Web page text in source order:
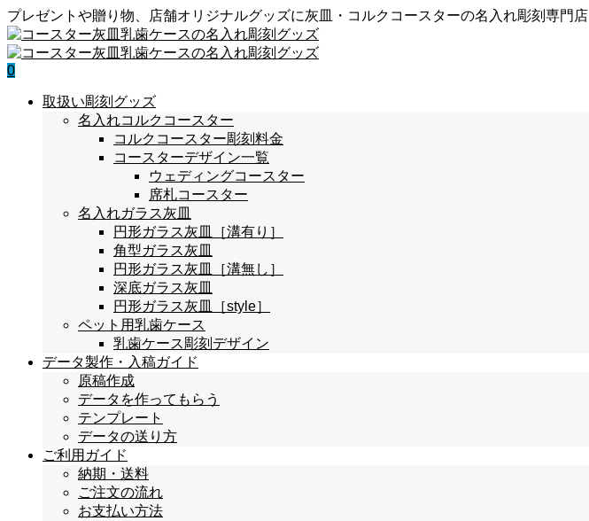
プレゼントや贈り物、店舗オリジナルグッズに灰皿・コルクコースターの名入れ彫刻専門店
0
取扱い彫刻グッズ
名入れコルクコースター
コルクコースター彫刻料金
コースターデザイン一覧
ウェディングコースター
席札コースター
名入れガラス灰皿
円形ガラス灰皿［溝有り］
角型ガラス灰皿
円形ガラス灰皿［溝無し］
深底ガラス灰皿
円形ガラス灰皿［style］
ペット用乳歯ケース
乳歯ケース彫刻デザイン
データ製作・入稿ガイド
原稿作成
データを作ってもらう
テンプレート
データの送り方
ご利用ガイド
納期・送料
ご注文の流れ
お支払い方法